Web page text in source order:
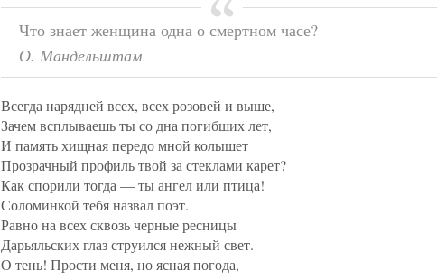
Что знает женщина одна о смертном часе?
О. Мандельштам
Всегда нарядней всех, всех розовей и выше,
Зачем всплываешь ты со дна погибших лет,
И память хищная передо мной колышет
Прозрачный профиль твой за стеклами карет?
Как спорили тогда — ты ангел или птица!
Соломинкой тебя назвал поэт.
Равно на всех сквозь черные ресницы
Дарьяльских глаз струился нежный свет.
О тень! Прости меня, но ясная погода,